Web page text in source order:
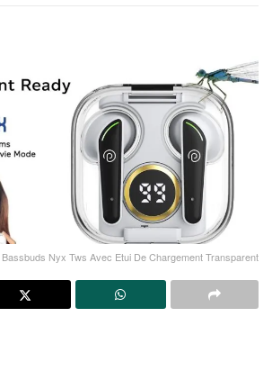
Nyx Tws Avec Etui De Chargement Transparent